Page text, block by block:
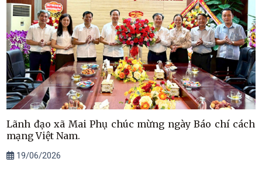
Lãnh đạo xã Mai Phụ chúc mừng ngày Báo chí cách
mạng Việt Nam.
19/06/2026